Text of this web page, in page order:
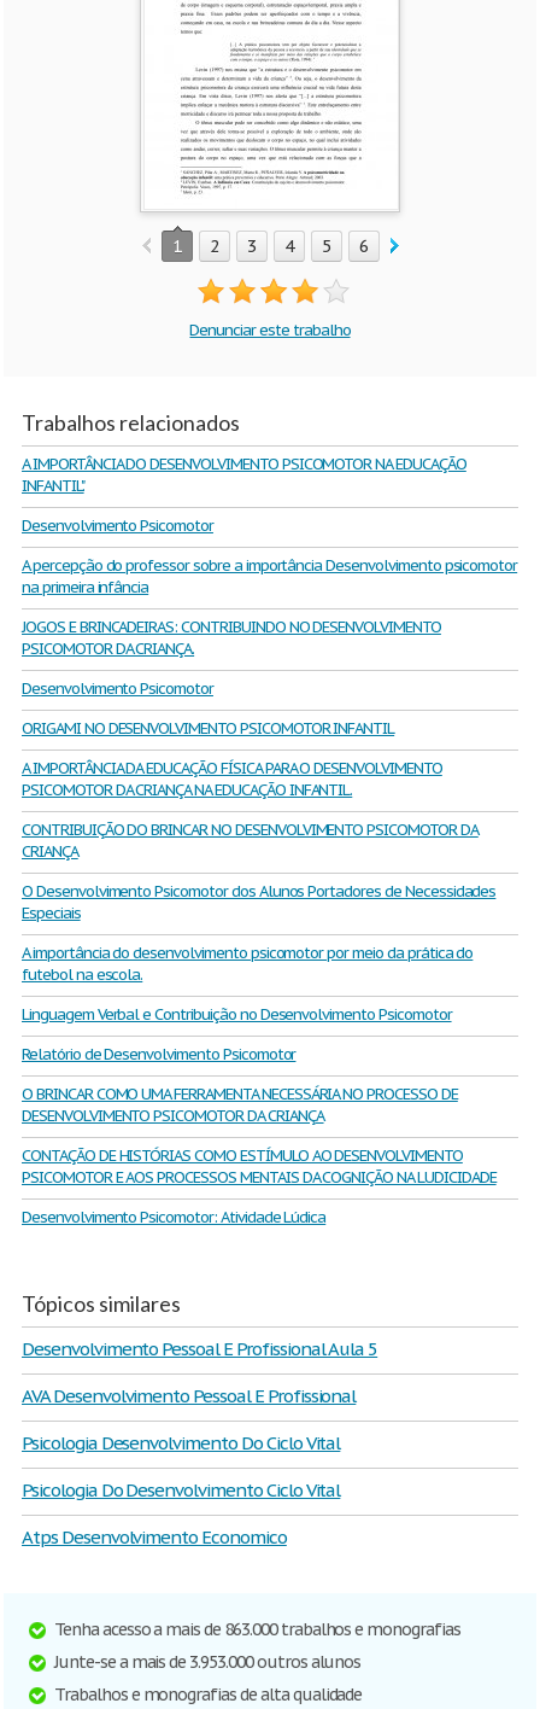
1 2 3 4 5 6 7
Denunciar este trabalho
Trabalhos relacionados
A IMPORTÂNCIA DO DESENVOLVIMENTO PSICOMOTOR NA EDUCAÇÃO
INFANTIL".
Desenvolvimento Psicomotor
A percepção do professor sobre a importância Desenvolvimento psicomotor
na primeira infância
JOGOS E BRINCADEIRAS: CONTRIBUINDO NO DESENVOLVIMENTO
PSICOMOTOR DA CRIANÇA.
Desenvolvimento Psicomotor
ORIGAMI NO DESENVOLVIMENTO PSICOMOTOR INFANTIL
A IMPORTÂNCIA DA EDUCAÇÃO FÍSICA PARA O DESENVOLVIMENTO
PSICOMOTOR DA CRIANÇA NA EDUCAÇÃO INFANTIL.
CONTRIBUIÇÃO DO BRINCAR NO DESENVOLVIMENTO PSICOMOTOR DA
CRIANÇA
O Desenvolvimento Psicomotor dos Alunos Portadores de Necessidades
Especiais
A importância do desenvolvimento psicomotor por meio da prática do
futebol na escola.
Linguagem Verbal e Contribuição no Desenvolvimento Psicomotor
Relatório de Desenvolvimento Psicomotor
O BRINCAR COMO UMA FERRAMENTA NECESSÁRIA NO PROCESSO DE
DESENVOLVIMENTO PSICOMOTOR DA CRIANÇA
CONTAÇÃO DE HISTÓRIAS COMO ESTÍMULO AO DESENVOLVIMENTO
PSICOMOTOR E AOS PROCESSOS MENTAIS DA COGNIÇÃO NA LUDICIDADE
Desenvolvimento Psicomotor: Atividade Lúdica
Tópicos similares
Desenvolvimento Pessoal E Profissional Aula 5
AVA Desenvolvimento Pessoal E Profissional
Psicologia Desenvolvimento Do Ciclo Vital
Psicologia Do Desenvolvimento Ciclo Vital
Atps Desenvolvimento Economico
Tenha acesso a mais de 863.000 trabalhos e monografias
Junte-se a mais de 3.953.000 outros alunos
Trabalhos e monografias de alta qualidade